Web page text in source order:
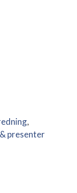
,
presenter